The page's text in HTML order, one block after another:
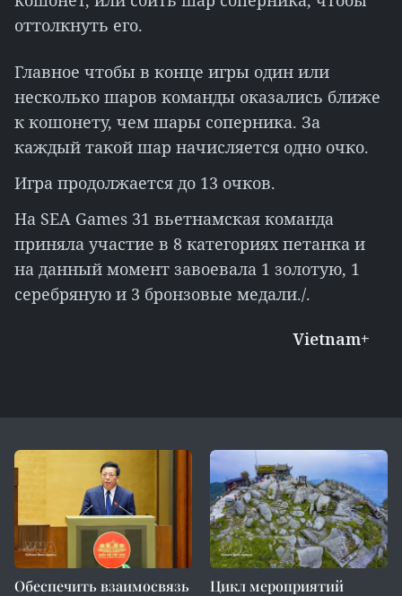
оттолкнуть его.
Главное чтобы в конце игры один или
несколько шаров команды оказались ближе
к кошонету, чем шары соперника. За
каждый такой шар начисляется одно очко.
Игра продолжается до 13 очков.
На SEA Games 31 вьетнамская команда
приняла участие в 8 категориях петанка и
на данный момент завоевала 1 золотую, 1
серебряную и 3 бронзовые медали./.
Vietnam+
Обеспечить взаимосвязь
Цикл мероприятий